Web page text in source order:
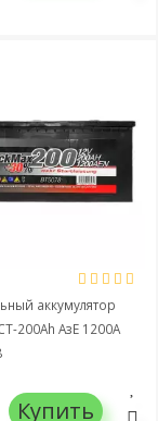
аккумулятор
200Ah АзЕ 1200A
Купить